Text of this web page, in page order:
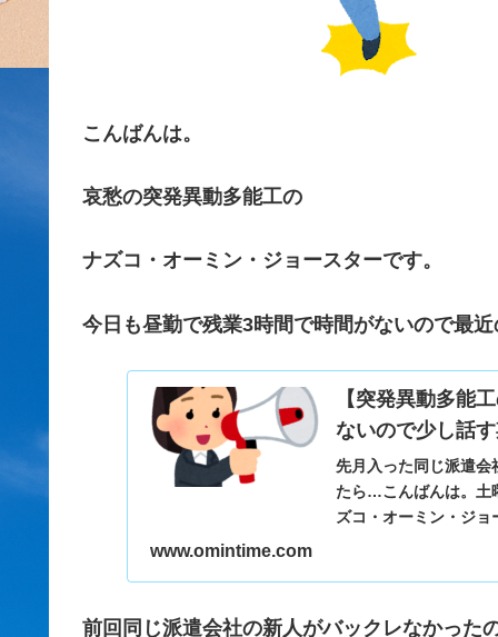
こんばんは。
哀愁の突発異動多能工の
ナズコ・オーミン・ジョースターです。
今日も昼勤で残業3時間で時間がないので最
【突発異動多能
ないので少し話
先月入った同じ派遣会
たら…こんばんは。土
ズコ・オーミン・ジ
www.omintime.com
前回同じ派遣会社の新人がバックレなかった